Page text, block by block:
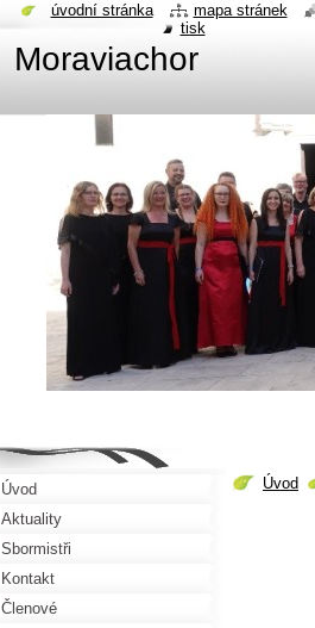
Moraviachor
Úvod
Úvod
Aktuality
Sbormistři
Kontakt
Členové
úvodní stránka mapa stránek
tisk